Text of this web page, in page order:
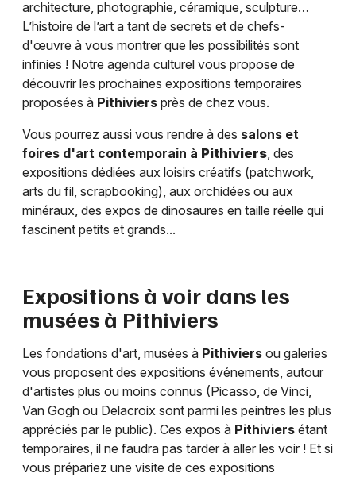
architecture, photographie, céramique, sculpture…
L’histoire de l’art a tant de secrets et de chefs-
d'œuvre à vous montrer que les possibilités sont
infinies ! Notre agenda culturel vous propose de
découvrir les prochaines expositions temporaires
proposées à Pithiviers près de chez vous.
Vous pourrez aussi vous rendre à des salons et
foires d'art contemporain à Pithiviers, des
expositions dédiées aux loisirs créatifs (patchwork,
arts du fil, scrapbooking), aux orchidées ou aux
minéraux, des expos de dinosaures en taille réelle qui
fascinent petits et grands...
Expositions à voir dans les
musées à Pithiviers
Les fondations d'art, musées à Pithiviers ou galeries
vous proposent des expositions événements, autour
d'artistes plus ou moins connus (Picasso, de Vinci,
Van Gogh ou Delacroix sont parmi les peintres les plus
appréciés par le public). Ces expos à Pithiviers étant
temporaires, il ne faudra pas tarder à aller les voir ! Et si
vous prépariez une visite de ces expositions